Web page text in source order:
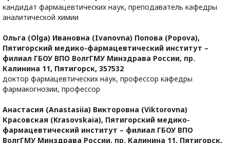
кандидат фармацевтических наук, преподаватель кафедры
аналитической химии
Ольга (Olga) Ивановна (Ivanovna) Попова (Popova),
Пятигорский медико-фармацевтический институт –
филиал ГБОУ ВПО ВолгГМУ Минздрава России, пр.
Калинина 11, Пятигорск, 357532
доктор фармацевтических наук, профессор кафедры
фармакогнозии, профессор
Анастасия (Anastasiia) Викторовна (Viktorovna)
Красовская (Krasovskaia), Пятигорский медико-
фармацевтический институт – филиал ГБОУ ВПО
ВолгГМУ Минздрава России, пр. Калинина 11, Пятигорск,